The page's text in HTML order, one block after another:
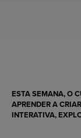
ESTA SEMANA, O
APRENDER A
INTERATIVA,